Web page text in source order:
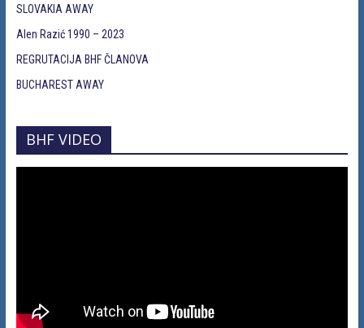
SLOVAKIA AWAY
Alen Razić 1990 – 2023
REGRUTACIJA BHF ČLANOVA
BUCHAREST AWAY
BHF VIDEO